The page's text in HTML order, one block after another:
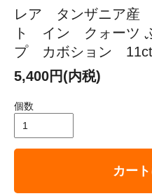
レア タンザニア産
ト イン クォーツ
プ カボション
5,400円(内税)
個数
カー